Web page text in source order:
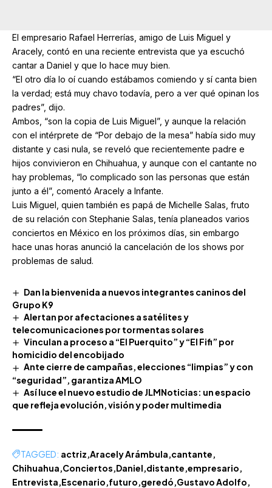
El empresario Rafael Herrerías, amigo de Luis Miguel y
Aracely, contó en una reciente entrevista que ya escuchó
cantar a Daniel y que lo hace muy bien.
“El otro día lo oí cuando estábamos comiendo y sí canta bien
la verdad; está muy chavo todavía, pero a ver qué opinan los
padres”, dijo.
Ambos, “son la copia de Luis Miguel”, y aunque la relación
con el intérprete de “Por debajo de la mesa” había sido muy
distante y casi nula, se reveló que recientemente padre e
hijos convivieron en Chihuahua, y aunque con el cantante no
hay problemas, “lo complicado son las personas que están
junto a él”, comentó Aracely a Infante.
Luis Miguel, quien también es papá de Michelle Salas, fruto
de su relación con Stephanie Salas, tenía planeados varios
conciertos en México en los próximos días, sin embargo
hace unas horas anunció la cancelación de los shows por
problemas de salud.
Dan la bienvenida a nuevos integrantes caninos del
Grupo K9
Alertan por afectaciones a satélites y
telecomunicaciones por tormentas solares
Vinculan a proceso a “El Puerquito” y “El Fifi” por
homicidio del encobijado
Ante cierre de campañas, elecciones “limpias” y con
“seguridad”, garantiza AMLO
Así luce el nuevo estudio de JLMNoticias: un espacio
que refleja evolución, visión y poder multimedia
TAGGED: actriz Aracely Arámbula cantante
Chihuahua Conciertos Daniel distante empresario
Entrevista Escenario futuro geredó Gustavo Adolfo